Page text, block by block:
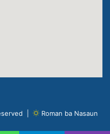
| Roman ba Nasaun